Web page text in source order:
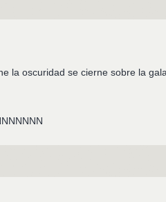
la oscuridad se cierne sobre la